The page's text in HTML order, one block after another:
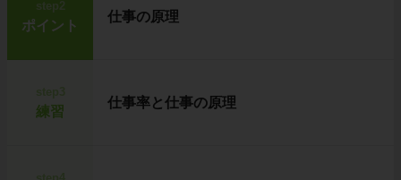
step2
ポイント
仕事の原理
練習
仕事率と仕事の原理